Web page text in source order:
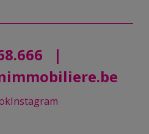
|
Instagram